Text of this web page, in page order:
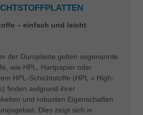
– einfach und leicht
der Duroplaste gelten sogenannte
wie HPL, Hartpapier oder
HPL-Schichtstoffe (HPL = High-
finden aufgrund ihrer
und robusten Eigenschaften
Dies zeigt sich in